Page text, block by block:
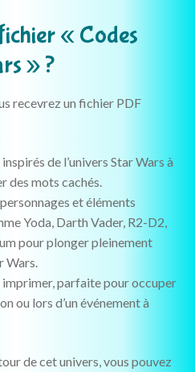
« Codes
» ?
recevrez un fichier PDF
inspirés de l’univers Star Wars à
des mots cachés.
et éléments
Yoda, Darth Vader, R2-D2,
pour plonger pleinement
Wars.
parfaite pour occuper
ou lors d’un événement à
de cet univers, vous pouvez